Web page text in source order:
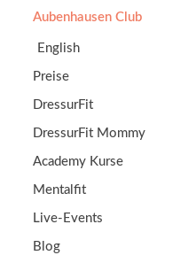
Aubenhausen Club
English
Preise
DressurFit
DressurFit Mommy
Academy Kurse
Mentalfit
Live-Events
Blog